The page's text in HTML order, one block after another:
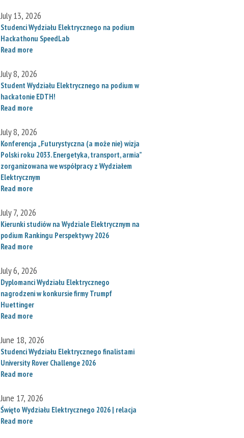
July 13, 2026
Studenci Wydziału Elektrycznego na podium
Hackathonu SpeedLab
Read more
July 8, 2026
Student Wydziału Elektrycznego na podium w
hackatonie EDTH!
Read more
July 8, 2026
Konferencja „Futurystyczna (a może nie) wizja
Polski roku 2033. Energetyka, transport, armia”
zorganizowana we współpracy z Wydziałem
Elektrycznym
Read more
July 7, 2026
Kierunki studiów na Wydziale Elektrycznym na
podium Rankingu Perspektywy 2026
Read more
July 6, 2026
Dyplomanci Wydziału Elektrycznego
nagrodzeni w konkursie firmy Trumpf
Huettinger
Read more
June 18, 2026
Studenci Wydziału Elektrycznego finalistami
University Rover Challenge 2026
Read more
June 17, 2026
Święto Wydziału Elektrycznego 2026 | relacja
Read more